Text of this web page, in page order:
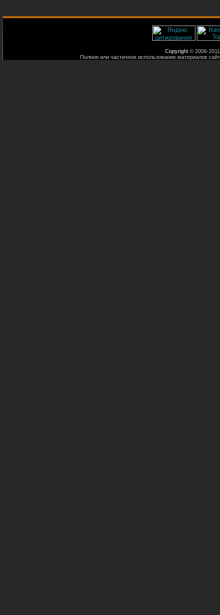
Copyright © 2006-
Полное или частичное использование материалов